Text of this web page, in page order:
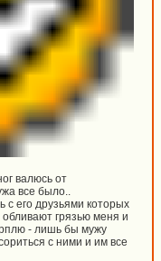
валюсь от
все было..
его друзьями которых
обливают грязью меня и
- лишь бы мужу
с ними и им все